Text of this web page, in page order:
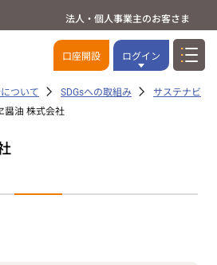
法人・個人事業主のお客さま
口座開設 ログイン
ついて SDGsへの取組み
サステナビ
醤油 株式会社